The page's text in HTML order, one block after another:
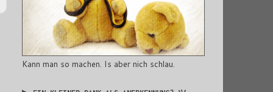
Kann man so machen. Is aber nich schlau.